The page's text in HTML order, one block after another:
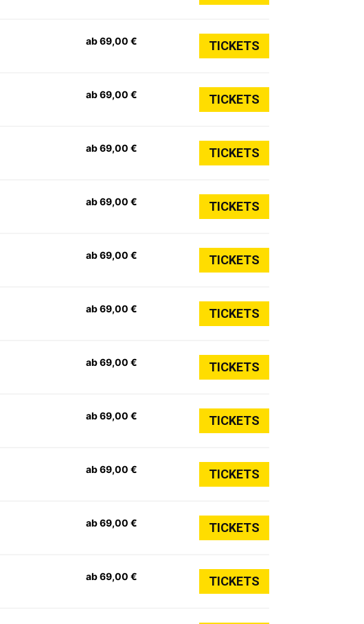
ab 69,00 € TICKETS
ab 69,00 € TICKETS
ab 69,00 € TICKETS
ab 69,00 € TICKETS
ab 69,00 € TICKETS
ab 69,00 € TICKETS
ab 69,00 € TICKETS
ab 69,00 € TICKETS
ab 69,00 € TICKETS
ab 69,00 € TICKETS
ab 69,00 € TICKETS